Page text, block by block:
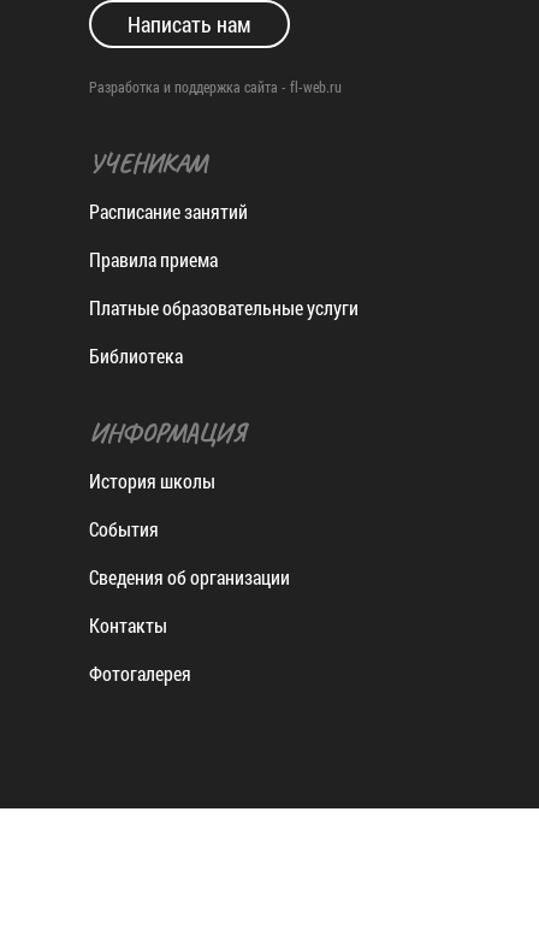
Написать нам
Разработка и поддержка сайта - fl-web.ru
УЧЕНИКАМ
Расписание занятий
Правила приема
Платные образовательные услуги
Библиотека
ИНФОРМАЦИЯ
История школы
События
Сведения об организации
Контакты
Фотогалерея